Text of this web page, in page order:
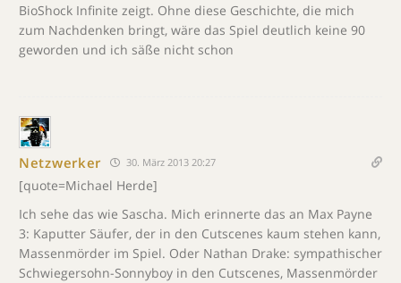
BioShock Infinite zeigt. Ohne diese Geschichte, die mich
zum Nachdenken bringt, wäre das Spiel deutlich keine 90
geworden und ich säße nicht schon
Netzwerker 30. März 2013 20:27
[quote=Michael Herde]
Ich sehe das wie Sascha. Mich erinnerte das an Max Payne
3: Kaputter Säufer, der in den Cutscenes kaum stehen kann,
Massenmörder im Spiel. Oder Nathan Drake: sympathischer
Schwiegersohn-Sonnyboy in den Cutscenes, Massenmörder